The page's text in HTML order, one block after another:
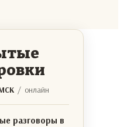
/ онлайн
разговоры в